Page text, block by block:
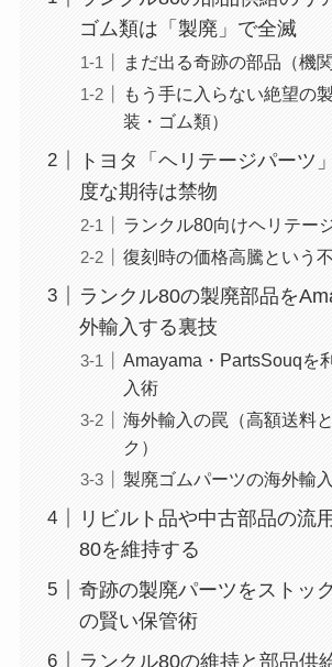
ゴム類は「製廃」で全滅
まだ出る奇跡の部品（機
もう手に入らない絶望の
装・ゴム類）
トヨタ「ヘリテージパーツ
度な期待は禁物
ランクル80向けヘリテー
復刻時の価格高騰という
ランクル80の製廃部品を
外輸入する裏技
Amayama・PartsSouqを
入術
海外輸入の罠（高額送料
ク）
製廃ゴムパーツの海外輸
リビルト品や中古部品の流
80を維持する
奇跡の製廃パーツをストッ
の賢い保管術
ランクル80の維持と部品供